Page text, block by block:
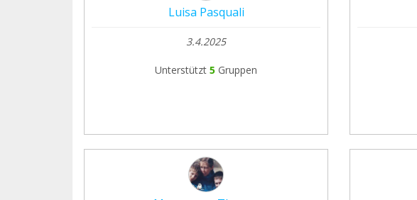
Luisa Pasquali
3.4.2025
Unterstützt 5 Gruppen